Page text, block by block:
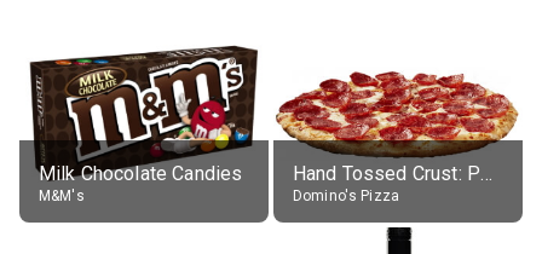
Milk Chocolate Candies
M&M's
Hand Tossed Crust: Pepperoni Pizza (Large 14")
Domino's Pizza